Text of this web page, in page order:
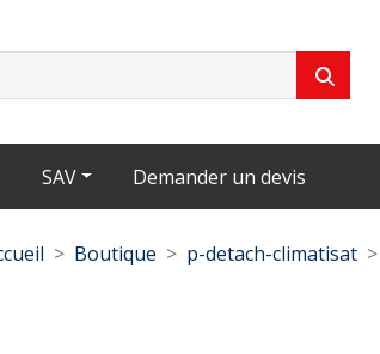
SAV Demander un devis
Boutique p-detach-climatisat